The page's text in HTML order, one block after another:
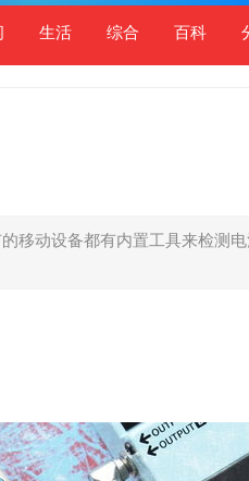
生活 综合 百科
移动设备都有内置工具来检测